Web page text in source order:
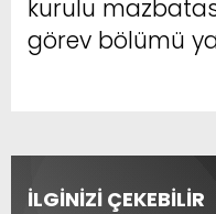
kurulu
görev bölümü
İLGİNİZİ ÇEKEBİLİR